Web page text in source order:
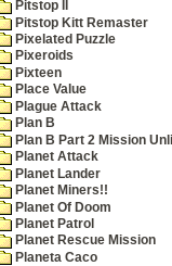
Pitstop II
Pitstop Kitt Remaster
Pixelated Puzzle
Pixeroids
Pixteen
Place Value
Plague Attack
Plan B
Plan B Part 2 Mission
Planet Attack
Planet Lander
Planet Miners!!
Planet Of Doom
Planet Patrol
Planet Rescue Mission
Planeta Caco